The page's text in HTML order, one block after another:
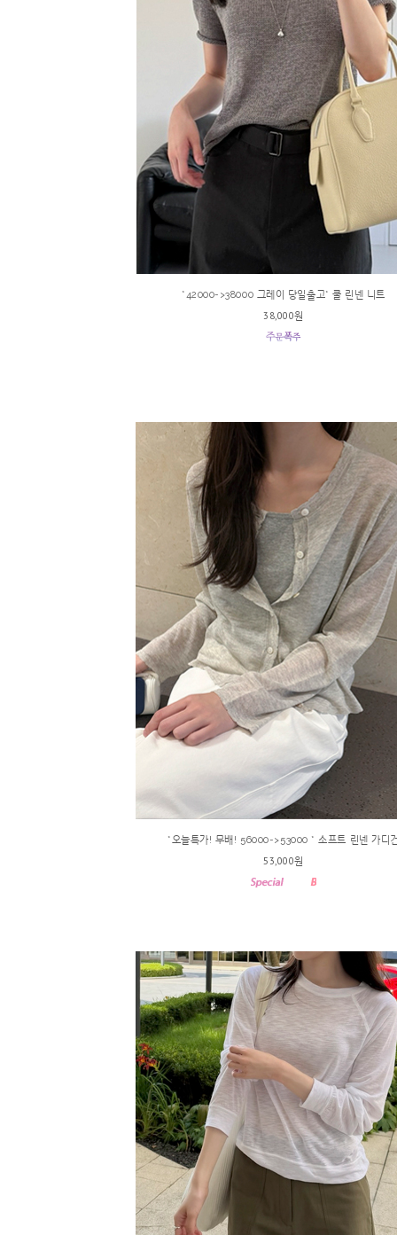
*42000->38000 그레이 당일출고* 쿨 린넨 니트
38,000원
*오늘특가! 무배! 56000->53000 * 소프트 린넨 가디
53,000원